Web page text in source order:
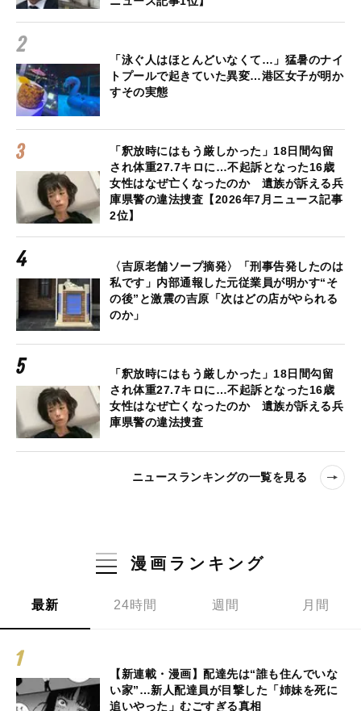
「泳ぐ人はほとんどいなくて…」猛暑のナイ
トプールで起きていた異変…港区女子が明か
すその実態
「釈放時にはもう厳しかった」18日間勾留
され体重27.7キロに…不起訴となった16歳
女性はなぜ亡くなったのか 遺族が訴える兵
庫県警の違法捜査【2026年7月ニュース記事
2位】
〈吉原老舗ソープ摘発〉「刑事告発したのは
私です」内部通報した元従業員が明かす“そ
の後”と激震の吉原「次はどの店がやられる
のか」
「釈放時にはもう厳しかった」18日間勾留
され体重27.7キロに…不起訴となった16歳
女性はなぜ亡くなったのか 遺族が訴える兵
庫県警の違法捜査
ニュースランキングの一覧を見る
漫画ランキング
最新 24時間 週間 月間
【新連載・漫画】配達先は“誰も住んでいな
い家”…新人配達員が目撃した「姉妹を死に
追いやった」むごすぎる真相